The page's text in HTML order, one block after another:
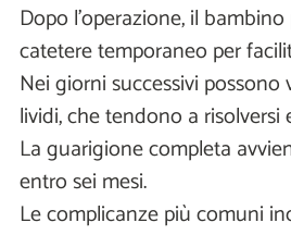
Dopo l’operazione, il
catetere temporaneo per
Nei giorni successivi
lividi, che tendono a risolversi
La guarigione completa
entro sei mesi.
Le complicanze più comuni